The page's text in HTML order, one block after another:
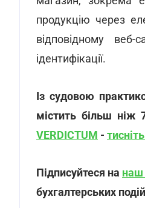
продукцію через
відповідному
ідентифікації.
Із судовою
містить більш ніж
VERDICTUM -
Підписуйтеся на наш
бухгалтерських